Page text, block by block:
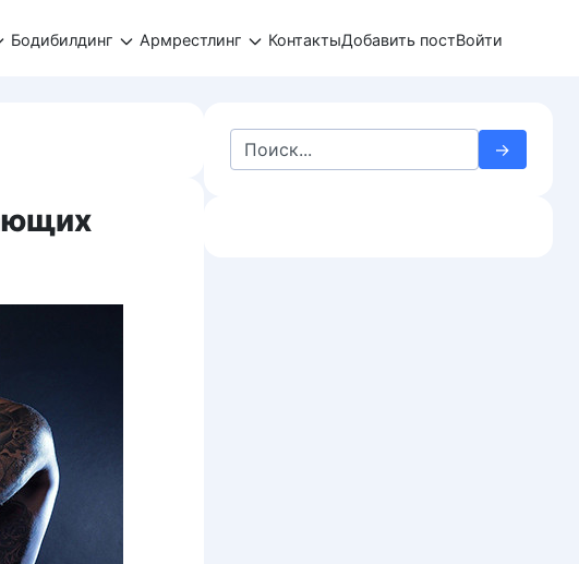
Бодибилдинг Армрестлинг КонтактыДобавить постВойти
Search
for: